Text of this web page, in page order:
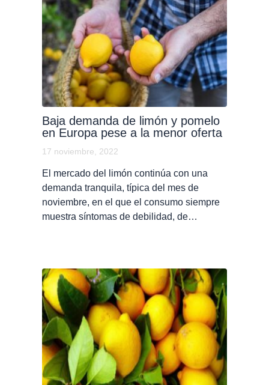
Baja demanda de limón y pomelo
en Europa pese a la menor oferta
17 noviembre, 2022
El mercado del limón continúa con una
demanda tranquila, típica del mes de
noviembre, en el que el consumo siempre
muestra síntomas de debilidad, de…